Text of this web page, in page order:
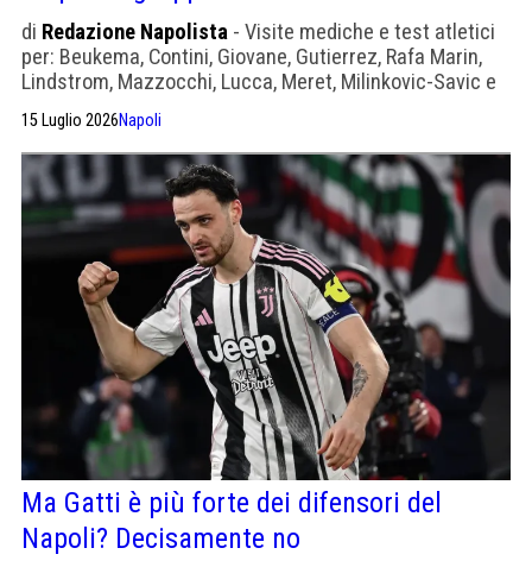
di Redazione Napolista - Visite mediche e test atletici
per: Beukema, Contini, Giovane, Gutierrez, Rafa Marin,
Lindstrom, Mazzocchi, Lucca, Meret, Milinkovic-Savic e
15 Luglio 2026Napoli
Ma Gatti è più forte dei difensori del
Napoli? Decisamente no